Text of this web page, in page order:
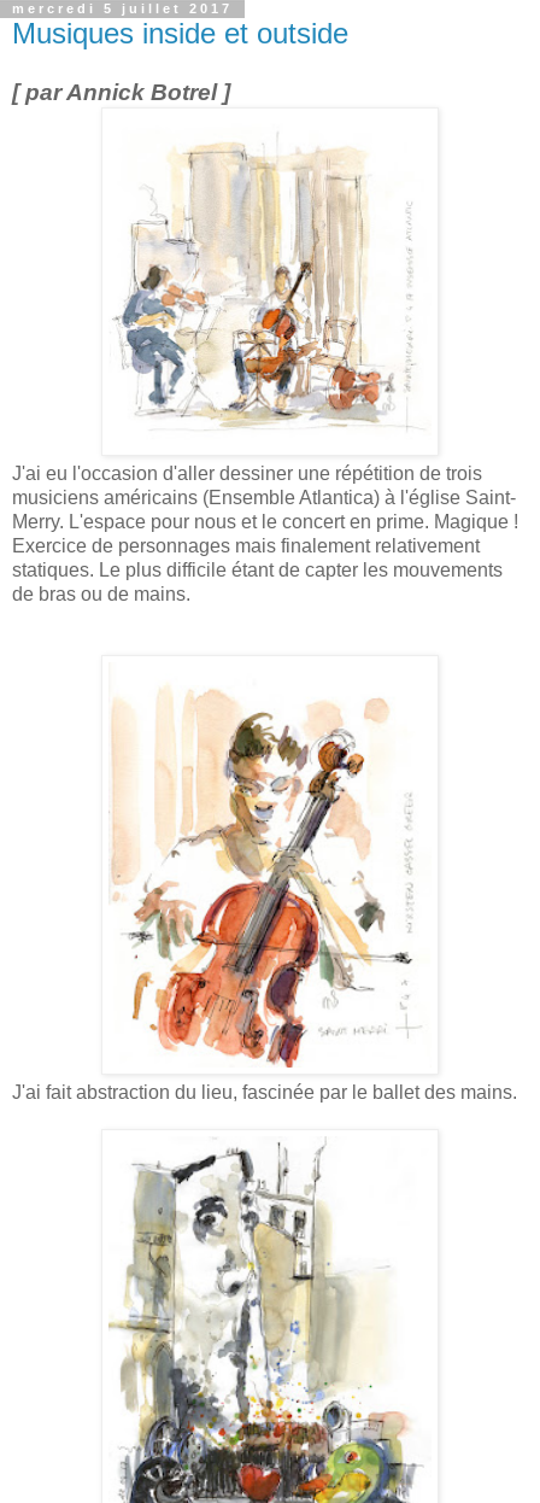
mercredi 5 juillet 2017
Musiques inside et outside
[ par Annick Botrel ]
J'ai eu l'occasion d'aller dessiner une répétition de trois
musiciens américains (Ensemble Atlantica) à l'église Saint-
Merry. L'espace pour nous et le concert en prime. Magique !
Exercice de personnages mais finalement relativement
statiques. Le plus difficile étant de capter les mouvements
de bras ou de mains.
J'ai fait abstraction du lieu, fascinée par le ballet des mains.